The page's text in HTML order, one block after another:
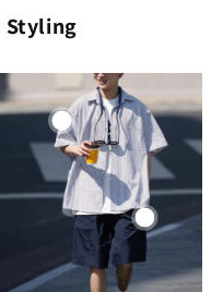
Styling